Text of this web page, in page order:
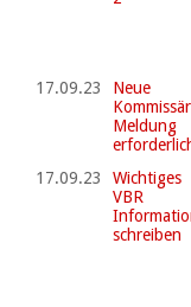
17.09.23
Neue
Meldung
17.09.23
Wichtiges
VBR
schreiben